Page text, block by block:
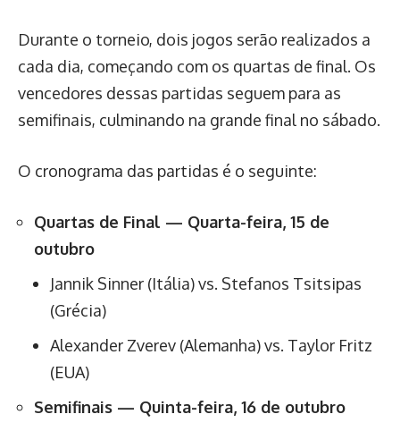
Durante o torneio, dois jogos serão realizados a
cada dia, começando com os quartas de final. Os
vencedores dessas partidas seguem para as
semifinais, culminando na grande final no sábado.
O cronograma das partidas é o seguinte:
Quartas de Final — Quarta-feira, 15 de
outubro
Jannik Sinner (Itália) vs. Stefanos Tsitsipas
(Grécia)
Alexander Zverev (Alemanha) vs. Taylor Fritz
(EUA)
Semifinais — Quinta-feira, 16 de outubro